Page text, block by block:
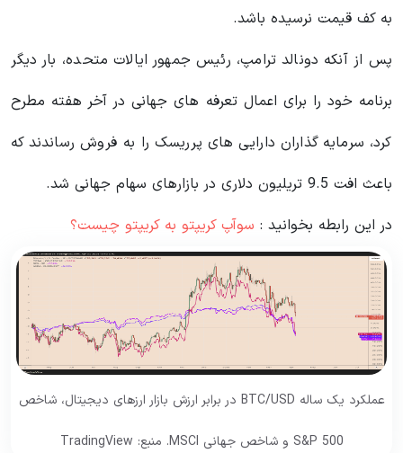
به کف قیمت نرسیده باشد.
پس از آنکه دونالد ترامپ، رئیس جمهور ایالات متحده، بار دیگر
برنامه خود را برای اعمال تعرفه های جهانی در آخر هفته مطرح
کرد، سرمایه گذاران دارایی های پرریسک را به فروش رساندند که
باعث افت 9.5 تریلیون دلاری در بازارهای سهام جهانی شد.
در این رابطه بخوانید‌ : سوآپ کریپتو به کریپتو چیست؟
عملکرد یک ساله BTC/USD در برابر ارزش بازار ارزهای دیجیتال، شاخص
S&P 500 و شاخص جهانی MSCI. منبع: TradingView